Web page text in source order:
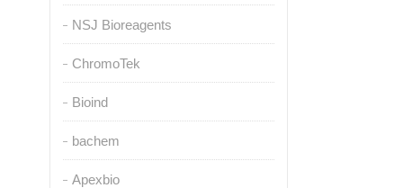
NSJ Bioreagents
ChromoTek
Bioind
bachem
Apexbio